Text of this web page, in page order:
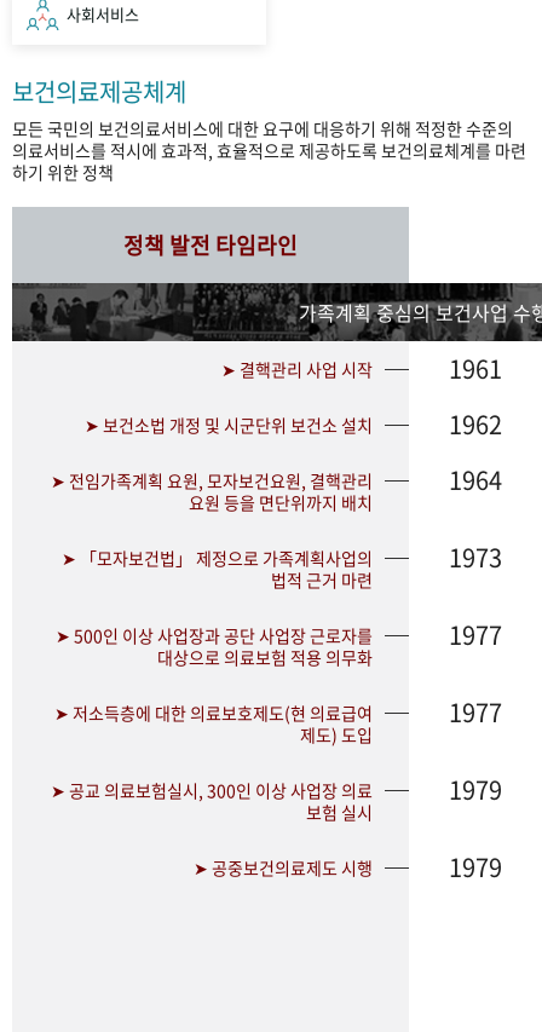
사회서비스
보건의료제공체계
모든 국민의 보건의료서비스에 대한 요구에 대응하기 위해 적정한 수준의
의료서비스를 적시에 효과적, 효율적으로 제공하도록 보건의료체계를 마련
하기 위한 정책
정책 발전 타임라인
가족계획 중심의 보건사업 수
➤ 결핵관리 사업 시작 1961
➤ 보건소법 개정 및 시군단위 보건소 설치 1962
➤ 전임가족계획 요원, 모자보건요원, 결핵관리
요원 등을 면단위까지 배치
1964
➤ 「모자보건법」 제정으로 가족계획사업의
법적 근거 마련
1973
➤ 500인 이상 사업장과 공단 사업장 근로자를
대상으로 의료보험 적용 의무화
1977
➤ 저소득층에 대한 의료보호제도(현 의료급여
제도) 도입
1977
➤ 공교 의료보험실시, 300인 이상 사업장 의료
보험 실시
1979
➤ 공중보건의료제도 시행 1979